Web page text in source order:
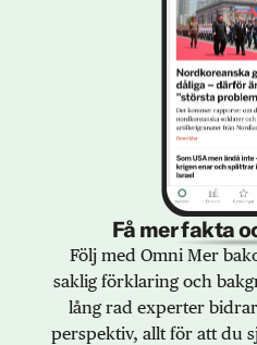
Få mer fakta
Följ med Omni Mer
saklig förklaring och
lång rad experter
perspektiv, allt för att du